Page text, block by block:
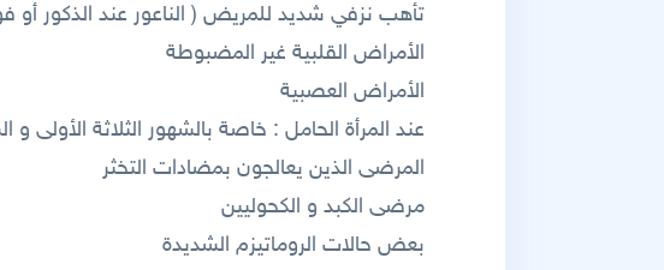
تأهب نزفي شديد للمريض ( الناعور عند الذكور أو
الأمراض القلبية غير المضبوطة
الأمراض العصبية
عند المرأة الحامل : خاصة بالشهور الثلاثة
المرضى الذين يعالجون بمضادات التخثر
مرضى الكبد و الكحوليين
بعض حالات الروماتيزم الشديدة